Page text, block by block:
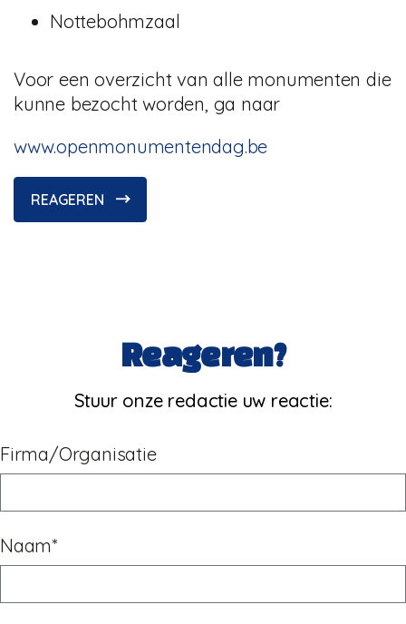
Nottebohmzaal
Voor een overzicht van alle monumenten die
kunne bezocht worden, ga naar
www.openmonumentendag.be
REAGEREN
Reageren?
Stuur onze redactie uw reactie:
Firma/Organisatie
Naam*